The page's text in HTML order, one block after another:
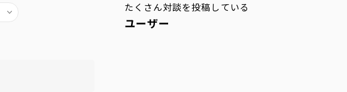
たくさん対談を投稿している
ユーザー